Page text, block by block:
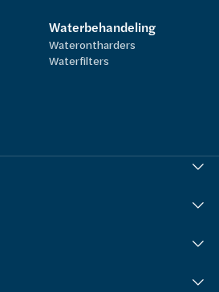
Waterbehandeling
Waterontharders
Waterfilters